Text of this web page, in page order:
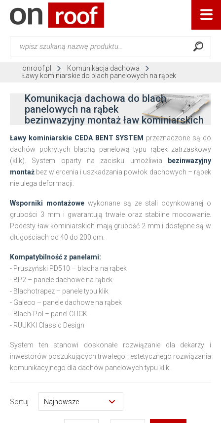
onroof.pl
Komunikacja dachowa
Ławy kominiarskie do blach panelowych na rąbek
Komunikacja dachowa do blach
panelowych na rąbek
bezinwazyjny montaż ław kominiarskich
Ławy kominiarskie CEDA BENT SYSTEM przeznaczone są do
dachów pokrytych blachą panelową typu rąbek zatrzaskowy
(klik). System oparty na zacisku umożliwia
bezinwazyjny
montaż bez wiercenia i uszkadzania powłok dachowych – rąbek
nie ulega deformacji.
Wsporniki montażowe wykonane są ze stali ocynkowanej o
grubości 3 mm i gwarantują trwałe oraz stabilne mocowanie.
Podesty ław kominiarskich mają grubość 2 mm i dostępne są w
długościach od 40 do 200 cm.
Kompatybilność z panelami:
- Pruszyński PD510 – blacha na rąbek
- BP2 – panele dachowe na rąbek
- Blachotrapez – panele typu klik
- Galeco – panele dachowe na rąbek
- Blach-Pol – panel CLICK
- RUUKKI Classic Design
System ten stanowi doskonałe rozwiązanie dla dekarzy i
inwestorów poszukujących trwałego i estetycznego rozwiązania
komunikacyjnego dla dachów panelowych typu klik.
Sortuj